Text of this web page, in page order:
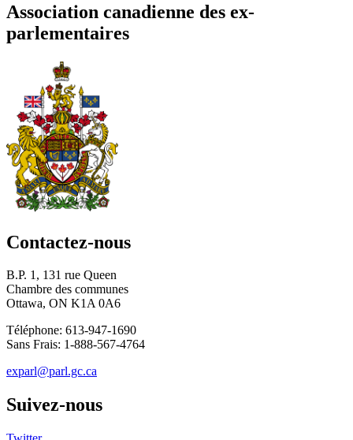
Association canadienne des ex-
parlementaires
Contactez-nous
B.P. 1, 131 rue Queen
Chambre des communes
Ottawa, ON K1A 0A6
Téléphone: 613-947-1690
Sans Frais: 1-888-567-4764
exparl@parl.gc.ca
Suivez-nous